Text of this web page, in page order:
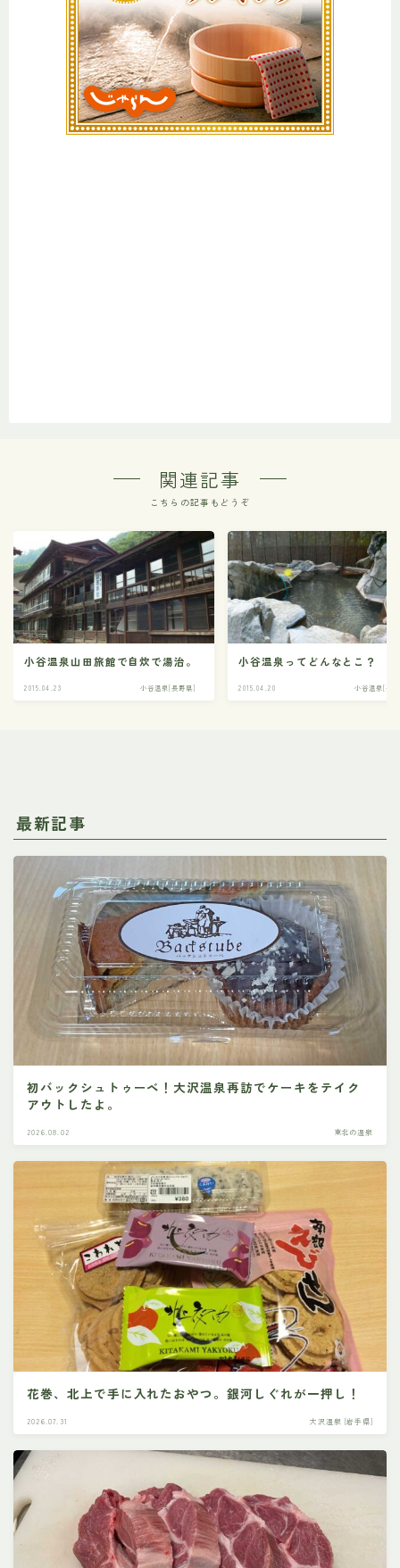
関連記事
こちらの記事もどうぞ
小谷温泉山田旅館で自炊で湯治。
2015.04.23 小谷温泉[長野県]
小谷温泉ってどんなとこ？
2015.04.20 小谷温泉[長
最新記事
初バックシュトゥーベ！大沢温泉再訪でケーキをテイク
アウトしたよ。
2026.08.02 東北の温泉
花巻、北上で手に入れたおやつ。銀河しぐれが一押し！
2026.07.31 大沢温泉 [岩手県]